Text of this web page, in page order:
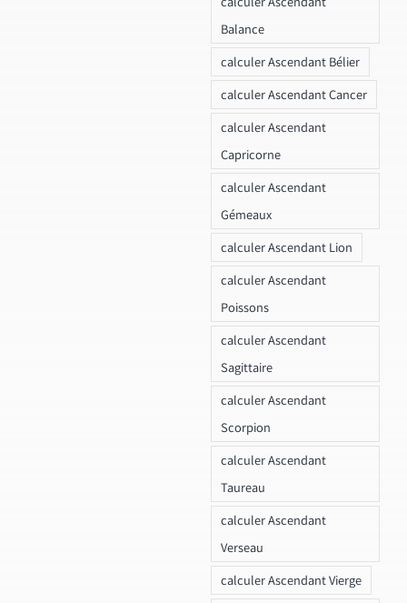
Balance
calculer Ascendant Bélier
calculer Ascendant Cancer
calculer Ascendant
Capricorne
calculer Ascendant
Gémeaux
calculer Ascendant Lion
calculer Ascendant
Poissons
calculer Ascendant
Sagittaire
calculer Ascendant
Scorpion
calculer Ascendant
Taureau
calculer Ascendant
Verseau
calculer Ascendant Vierge